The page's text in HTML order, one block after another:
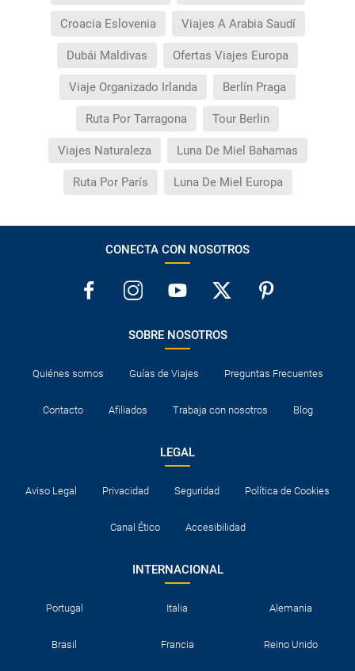
Croacia Eslovenia Viajes A Arabia Saudí
Dubái Maldivas Ofertas Viajes Europa
Viaje Organizado Irlanda Berlín Praga
Ruta Por Tarragona Tour Berlin
Viajes Naturaleza Luna De Miel Bahamas
Ruta Por París Luna De Miel Europa
CONECTA CON NOSOTROS
SOBRE NOSOTROS
Quiénes somos Guías de Viajes Preguntas Frecuentes
Contacto Afiliados Trabaja con nosotros Blog
LEGAL
Aviso Legal Privacidad Seguridad Política de Cookies
Canal Ético Accesibilidad
INTERNACIONAL
Portugal Italia Alemania
Brasil Francia Reino Unido